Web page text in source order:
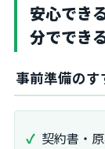
安心でき
分ででき
事前準備のす
契約書・